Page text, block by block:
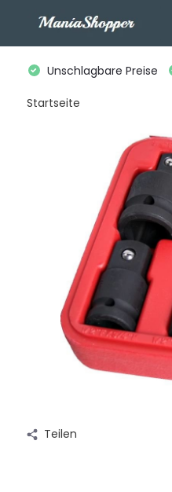
Unschlagbare Preise
Startseite
Teilen